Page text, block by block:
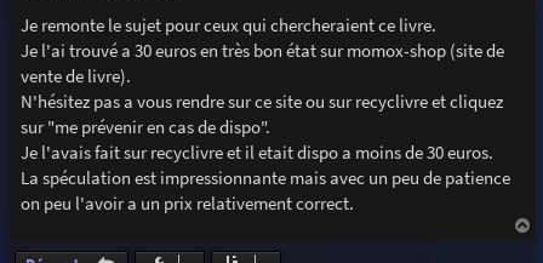
s
s
a
e
Je remonte le sujet pour ceux qui chercheraient ce livre.
Je l'ai trouvé a 30 euros en très bon état sur momox-shop (site de
vente de livre).
N'hésitez pas a vous rendre sur ce site ou sur recyclivre et cliquez
sur "me prévenir en cas de dispo".
Je l'avais fait sur recyclivre et il etait dispo a moins de 30 euros.
La spéculation est impressionnante mais avec un peu de patience
on peu l'avoir a un prix relativement correct.